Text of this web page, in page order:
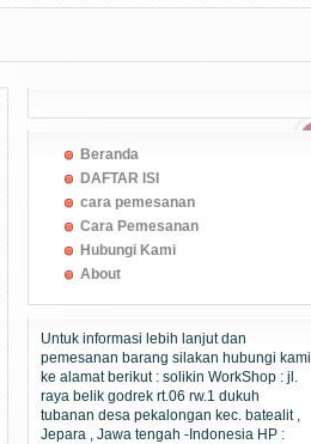
Beranda
DAFTAR ISI
cara pemesanan
Cara Pemesanan
Hubungi Kami
About
Untuk informasi lebih lanjut dan
pemesanan barang silakan hubungi kami
ke alamat berikut : solikin WorkShop : jl.
raya belik godrek rt.06 rw.1 dukuh
tubanan desa pekalongan kec. batealit ,
Jepara , Jawa tengah -Indonesia HP :